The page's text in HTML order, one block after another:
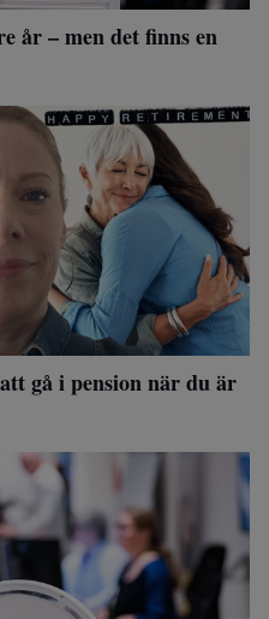
år – men det finns en
gå i pension när du är